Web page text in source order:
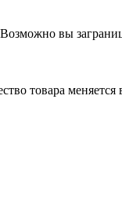
вы
товара меняется